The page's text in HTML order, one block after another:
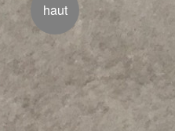
haut